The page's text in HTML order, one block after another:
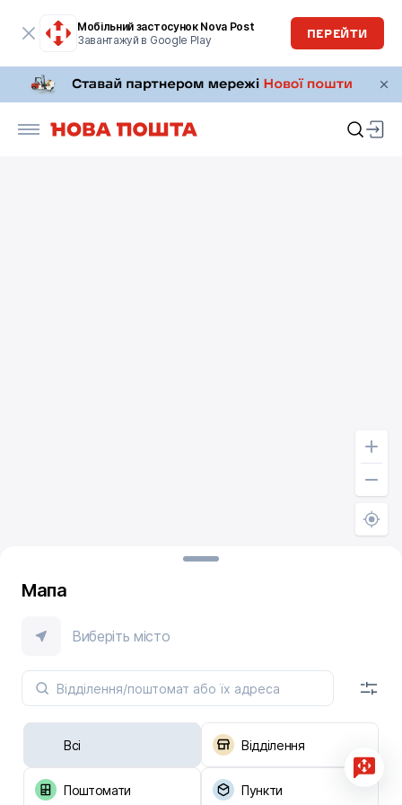
Мобільний застосунок Nova Post
Завантажуй в Google Play
ПЕРЕЙТИ
Мапа
Виберіть місто
Всі Відділення
Поштомати Пункти